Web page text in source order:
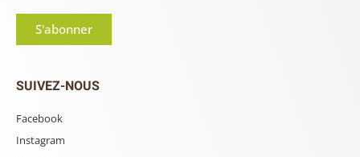
S'abonner
SUIVEZ-NOUS
Facebook
Instagram